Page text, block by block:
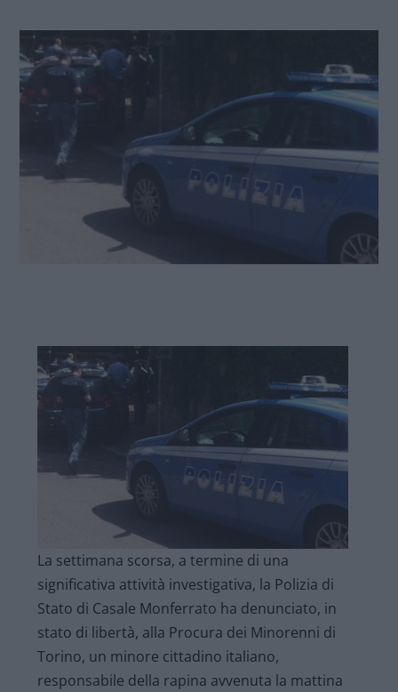
La settimana scorsa, a termine di una
significativa attività investigativa, la Polizia di
Stato di Casale Monferrato ha denunciato, in
stato di libertà, alla Procura dei Minorenni di
Torino, un minore cittadino italiano,
responsabile della rapina avvenuta la mattina